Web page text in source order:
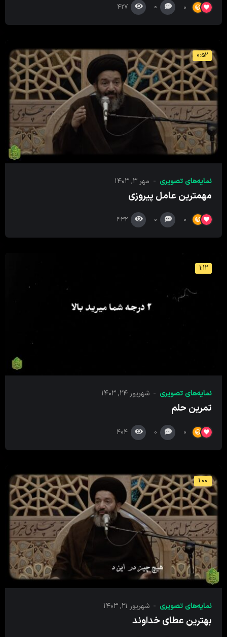
0
0
427
0:52
نمایه‌های تصویری مهر ۳, ۱۴۰۳
مهمترین عامل پیروزی
0
0
432
1:12
نمایه‌های تصویری شهریور ۲۴, ۱۴۰۳
تمرین حلم
0
0
404
1:00
نمایه‌های تصویری شهریور ۲۱, ۱۴۰۳
بهترین عطای خداوند